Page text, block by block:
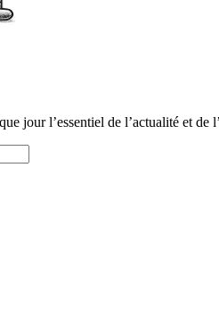
jour l’essentiel de l’actualité et